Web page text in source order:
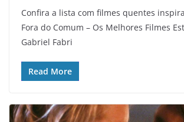
Confira a lista com filmes quentes
Fora do Comum – Os Melhores Filmes
Gabriel Fabri
Read More